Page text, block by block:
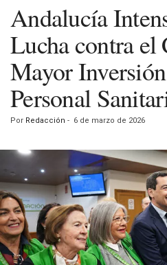
Andalucía
Lucha contra el
Mayor
Personal
Por Redacción - 6 de marzo de 2026